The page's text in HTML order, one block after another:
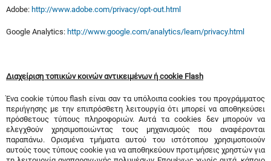
Adobe: http://www.adobe.com/privacy/opt-out.html
Google Analytics: http://www.google.com/analytics/learn/privacy.html
Διαχείριση τοπικών κοινών αντικειμένων ή cookie Flash
Ένα cookie τύπου flash είναι σαν τα υπόλοιπα cookies του προγράμματος
περιήγησης με την επιπρόσθετη λειτουργία ότι μπορεί να αποθηκεύσει
πρόσθετους τύπους πληροφοριών. Αυτά τα cookies δεν μπορούν να
ελεγχθούν χρησιμοποιώντας τους μηχανισμούς που αναφέρονται
παραπάνω. Ορισμένα τμήματα αυτού του ιστότοπου χρησιμοποιούν
αυτούς τους τύπους cookie για να αποθηκεύουν προτιμήσεις χρηστών για